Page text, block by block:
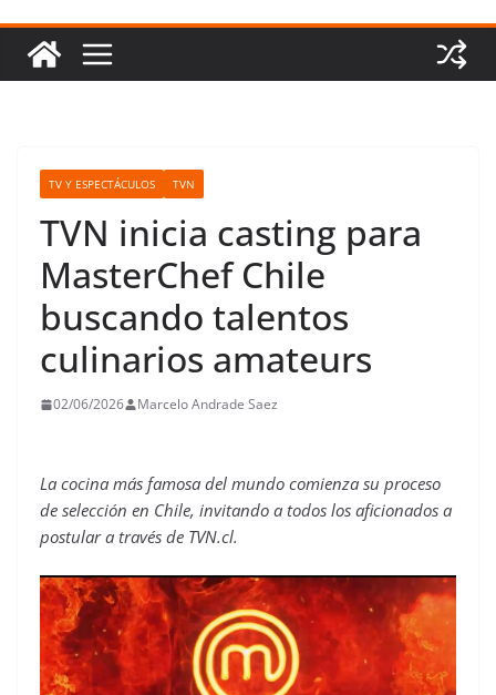
TV Y ESPECTÁCULOS TVN
TVN inicia casting para
MasterChef Chile
buscando talentos
culinarios amateurs
02/06/2026 Marcelo Andrade Saez
La cocina más famosa del mundo comienza su proceso
de selección en Chile, invitando a todos los aficionados a
postular a través de TVN.cl.